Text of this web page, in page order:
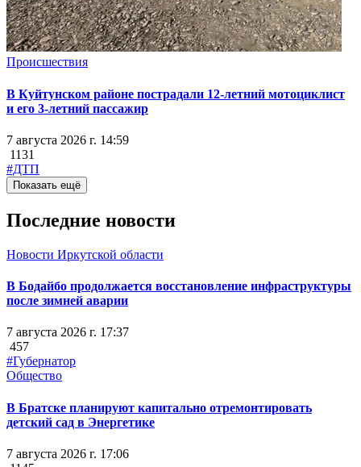
Происшествия
В Куйтунском районе пострадали 12-летний мотоциклист
и его 3-летний пассажир
7 августа 2026 г. 14:59
1131
#ДТП
Показать ещё
Последние новости
Новости Иркутской области
В Бодайбо продолжается восстановление инфраструктуры
после зимней аварии
7 августа 2026 г. 17:37
457
#Губернатор
Общество
В Братске планируют капитально отремонтировать
детский сад в Энергетике
7 августа 2026 г. 17:06